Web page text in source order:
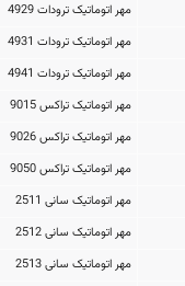
مهر اتوماتیک ترودات 4929
مهر اتوماتیک ترودات 4931
مهر اتوماتیک ترودات 4941
مهر اتوماتیک تراکس 9015
مهر اتوماتیک تراکس 9026
مهر اتوماتیک تراکس 9050
مهر اتوماتیک سانی 2511
مهر اتوماتیک سانی 2512
مهر اتوماتیک سانی 2513